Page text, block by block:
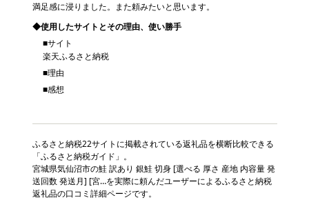
満足感に浸りました。また頼みたいと思います。
◆使用したサイトとその理由、使い勝手
■サイト
楽天ふるさと納税
■理由
■感想
ふるさと納税22サイトに掲載されている返礼品を横断比較できる
「ふるさと納税ガイド」。
宮城県気仙沼市の鮭 訳あり 銀鮭 切身 [選べる 厚さ 産地 内容量 発
送回数 発送月] [宮…を実際に頼んだユーザーによるふるさと納税
返礼品の口コミ詳細ページです。